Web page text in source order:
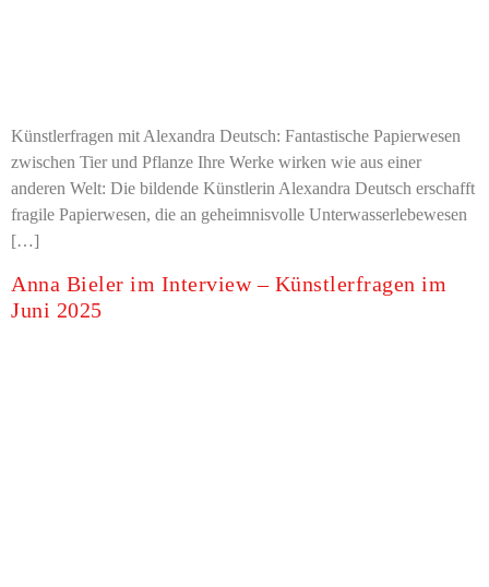
Künstlerfragen mit Alexandra Deutsch: Fantastische Papierwesen
zwischen Tier und Pflanze Ihre Werke wirken wie aus einer
anderen Welt: Die bildende Künstlerin Alexandra Deutsch erschafft
fragile Papierwesen, die an geheimnisvolle Unterwasserlebewesen
[…]
Anna Bieler im Interview – Künstlerfragen im
Juni 2025